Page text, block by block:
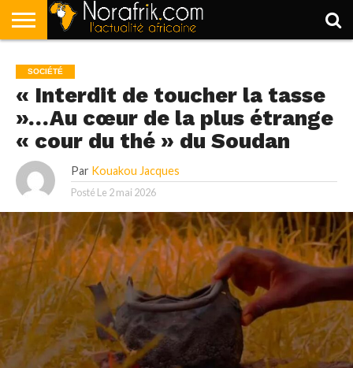
POLITIQUE
SOCIÉTÉ
ECONOMIE
SPORT
LIFESTYLE
SOCIÉTÉ
« Interdit de toucher la tasse
»…Au cœur de la plus étrange
« cour du thé » du Soudan
Par Kouakou Jacques
Posté Le 2 mai 2026